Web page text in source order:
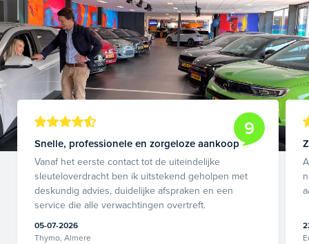
9
Snelle, professionele en zorgeloze aankoop
Vanaf het eerste contact tot de uiteindelijke
sleuteloverdracht ben ik uitstekend geholpen met
deskundig advies, duidelijke afspraken en een
service die alle verwachtingen overtreft.
05-07-2026
Thymo, Almere